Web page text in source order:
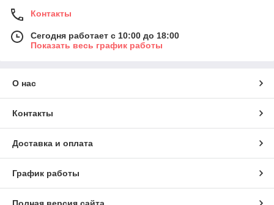
Контакты
Сегодня работает с 10:00 до 18:00
Показать весь график работы
О нас
Контакты
Доставка и оплата
График работы